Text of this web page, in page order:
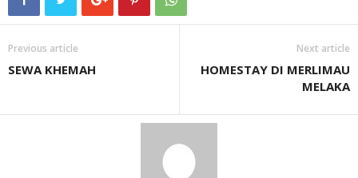
Previous article
SEWA KHEMAH
Next article
HOMESTAY DI MERLIMAU
MELAKA